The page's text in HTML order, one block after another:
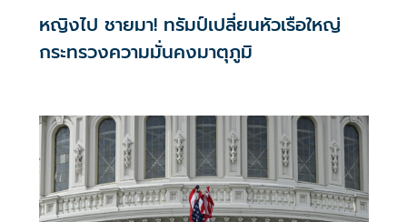
หญิงไป ชายมา! ทรัมป์เปลี่ยนหัวเรือใหญ่
กระทรวงความมั่นคงมาตุภูมิ